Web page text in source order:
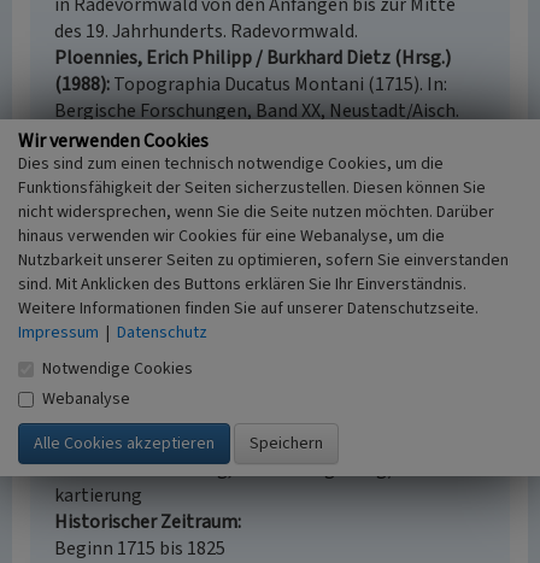
des 19. Jahrhunderts. Radevormwald.
Ploennies, Erich Philipp / Burkhard Dietz (Hrsg.)
(1988) Topographia Ducatus Montani (1715). In:
Bergische Forschungen, Band XX, Neustadt/Aisch.
Einzelhof Unterm Busch
Schlagwörter
Einzelhof Solitärbaum Löschteich
Fachsicht(en)
Kulturlandschaftspflege
Erfassungsmaßstab
i.d.R. 1:5.000 (größer als 1:20.000)
Erfassungsmethode
Auswertung historischer Karten,
Literaturauswertung, Geländebegehung/-
kartierung
Historischer Zeitraum
Beginn 1715 bis 1825
Wir verwenden Cookies
Dies sind zum einen technisch notwendige Cookies, um die
Funktionsfähigkeit der Seiten sicherzustellen. Diesen können Sie
nicht widersprechen, wenn Sie die Seite nutzen möchten. Darüber
hinaus verwenden wir Cookies für eine Webanalyse, um die
Nutzbarkeit unserer Seiten zu optimieren, sofern Sie einverstanden
sind. Mit Anklicken des Buttons erklären Sie Ihr Einverständnis.
Weitere Informationen finden Sie auf unserer Datenschutzseite.
Impressum | Datenschutz
Notwendige Cookies
Webanalyse